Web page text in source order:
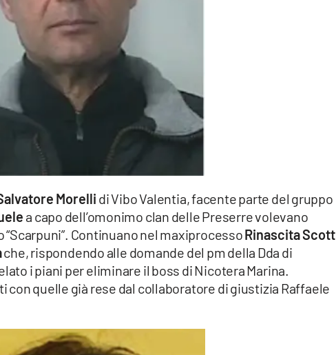
Morelli di Vibo Valentia, facente parte del gruppo
a capo dell’omonimo clan delle Preserre volevano
“Scarpuni”. Continuano nel maxiprocessoRinascita Scott
che, rispondendo alle domande del pm della Dda di
i piani per eliminare il boss di Nicotera Marina.
con quelle già rese dal collaboratore di giustizia Raffaele